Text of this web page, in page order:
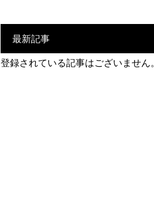
最新記事
登録されている記事はございません。